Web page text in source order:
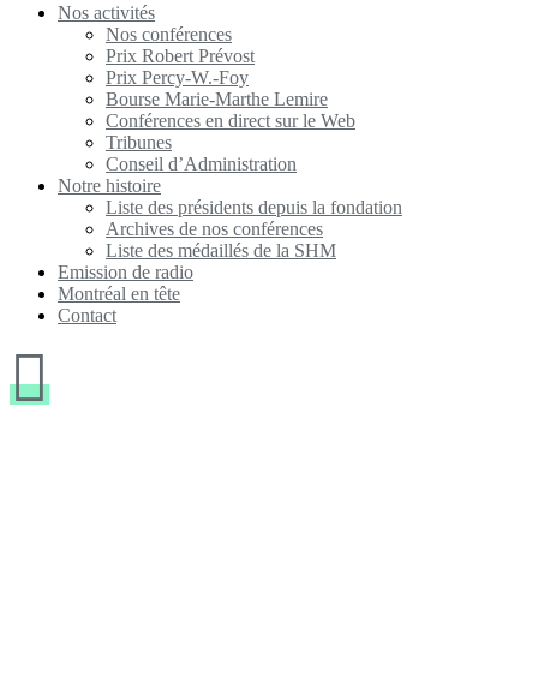
Nos activités
Nos conférences
Prix Robert Prévost
Prix Percy-W.-Foy
Bourse Marie-Marthe Lemire
Conférences en direct sur le Web
Tribunes
Conseil d’Administration
Notre histoire
Liste des présidents depuis la fondation
Archives de nos conférences
Liste des médaillés de la SHM
Emission de radio
Montréal en tête
Contact